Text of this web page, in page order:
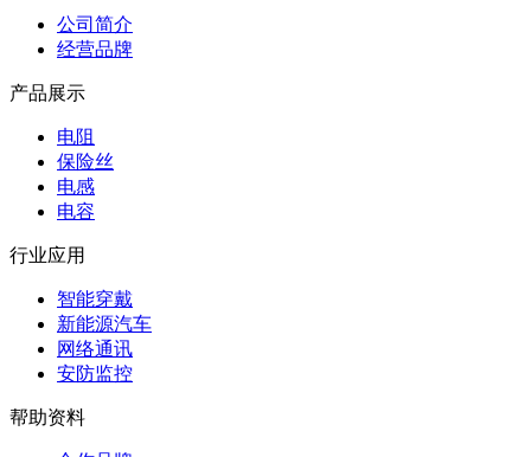
公司简介
经营品牌
产品展示
电阻
保险丝
电感
电容
行业应用
智能穿戴
新能源汽车
网络通讯
安防监控
帮助资料